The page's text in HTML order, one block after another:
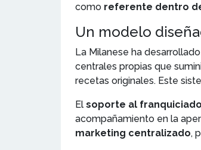
como referente dentro
Un modelo
La Milanese ha
centrales propias que
recetas originales. Este
El soporte al franquiciado
acompañamiento en la
marketing centralizado,